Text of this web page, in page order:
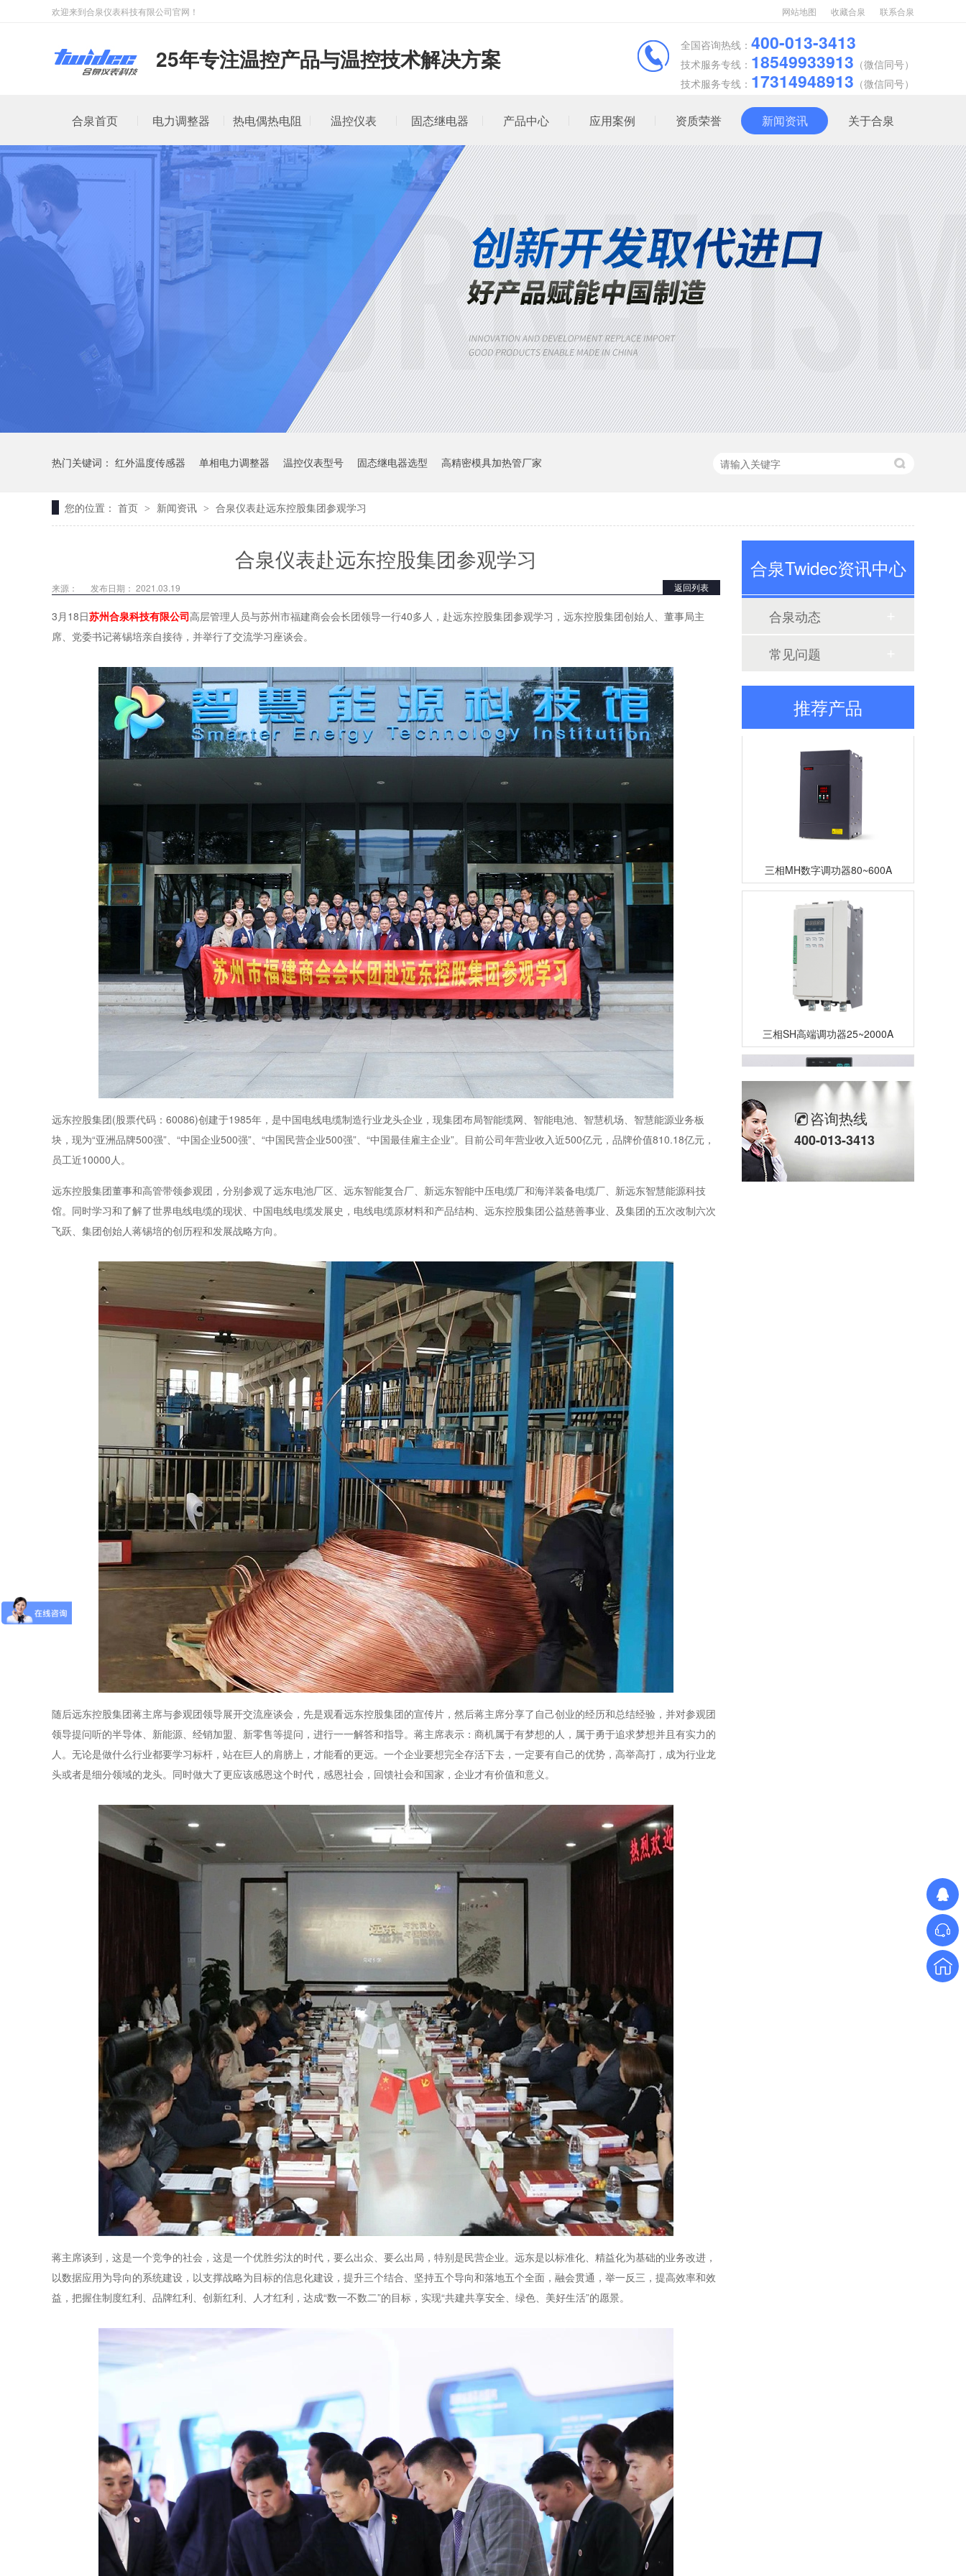
网站地图 收藏合泉 联系合泉
欢迎来到合泉仪表科技有限公司官网！
25年专注温控产品与温控技术解决方案 全国咨询热线： 400-013-3413
技术服务专线： 18549933913 （微信同号）
技术服务专线： 17314948913 （微信同号）
合泉首页 电力调整器 热电偶热电阻 温控仪表 固态继电器 产品中心 应用案例 资质荣誉 新闻资讯 关于合泉
热门关键词： 红外温度传感器 单相电力调整器 温控仪表型号 固态继电器选型 高精密模具加热管厂家
您的位置： 首页 > 新闻资讯 > 合泉仪表赴远东控股集团参观学习
合泉仪表赴远东控股集团参观学习
返回列表
来源： 发布日期： 2021.03.19
3月18日苏州合泉科技有限公司高层管理人员与苏州市福建商会会长团领导一行40多人，赴远东控股集团参观学习，远东控股集团创始人、董事局主
席、党委书记蒋锡培亲自接待，并举行了交流学习座谈会。
远东控股集团(股票代码：60086)创建于1985年，是中国电线电缆制造行业龙头企业，现集团布局智能缆网、智能电池、智慧机场、智慧能源业务板
块，现为“亚洲品牌500强”、“中国企业500强”、“中国民营企业500强”、“中国最佳雇主企业”。目前公司年营业收入近500亿元，品牌价值810.18亿元，
员工近10000人。
远东控股集团董事和高管带领参观团，分别参观了远东电池厂区、远东智能复合厂、新远东智能中压电缆厂和海洋装备电缆厂、新远东智慧能源科技
馆。同时学习和了解了世界电线电缆的现状、中国电线电缆发展史，电线电缆原材料和产品结构、远东控股集团公益慈善事业、及集团的五次改制六次
飞跃、集团创始人蒋锡培的创历程和发展战略方向。
随后远东控股集团蒋主席与参观团领导展开交流座谈会，先是观看远东控股集团的宣传片，然后蒋主席分享了自己创业的经历和总结经验，并对参观团
领导提问听的半导体、新能源、经销加盟、新零售等提问，进行一一解答和指导。蒋主席表示：商机属于有梦想的人，属于勇于追求梦想并且有实力的
人。无论是做什么行业都要学习标杆，站在巨人的肩膀上，才能看的更远。一个企业要想完全存活下去，一定要有自己的优势，高举高打，成为行业龙
头或者是细分领域的龙头。同时做大了更应该感恩这个时代，感恩社会，回馈社会和国家，企业才有价值和意义。
蒋主席谈到，这是一个竞争的社会，这是一个优胜劣汰的时代，要么出众、要么出局，特别是民营企业。远东是以标准化、精益化为基础的业务改进，
以数据应用为导向的系统建设，以支撑战略为目标的信息化建设，提升三个结合、坚持五个导向和落地五个全面，融会贯通，举一反三，提高效率和效
益，把握住制度红利、品牌红利、创新红利、人才红利，达成“数一不数二”的目标，实现“共建共享安全、绿色、美好生活”的愿景。
合泉Twidec资讯中心
合泉动态
常见问题
推荐产品
定制大功率直流电源
三相TR标准调功器30~200A
三相TM数字调功器25~200A
三相SH高端调功器25~2000A
单相TM数字调功器25~150A
咨询热线
400-013-3413